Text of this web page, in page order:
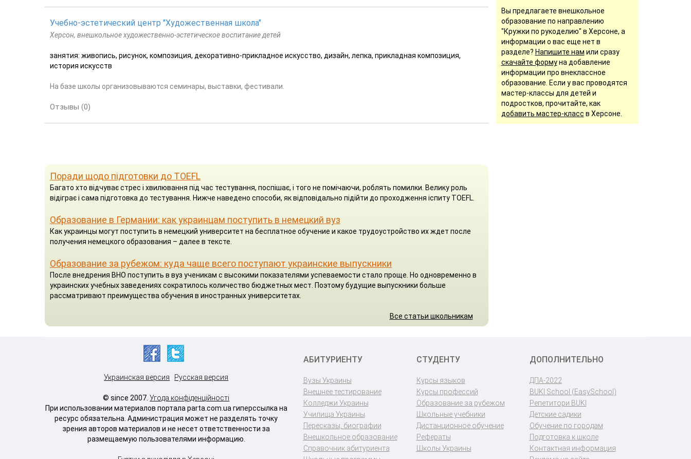
Учебно-эстетический центр "Художественная школа"
Херсон, внешкольное художественно-эстетическое воспитание детей
занятия: живопись, рисунок, композиция, декоративно-прикладное искусство, дизайн, лепка, прикладная композиция,
история искусств
На базе школы организовываются семинары, выставки, фестивали.
Отзывы (0)
Поради щодо підготовки до TOEFL
Багато хто відчуває стрес і хвилювання під час тестування, поспішає, і того не помічаючи, роблять помилки. Велику роль
відіграє і сама підготовка до тестування. Нижче наведено способи, як відповідально підійти до проходження іспиту TOEFL.
Образование в Германии: как украинцам поступить в немецкий вуз
Как украинцы могут поступить в немецкий университет на бесплатное обучение и какое трудоустройство их ждет после
получения немецкого образования – далее в тексте.
Образование за рубежом: куда чаще всего поступают украинские выпускники
После внедрения ВНО поступить в вуз ученикам с высокими показателями успеваемости стало проще. Но одновременно в
украинских учебных заведениях сократилось количество бюджетных мест. Поэтому будущие выпускники больше
рассматривают преимущества обучения в иностранных университетах.
Все статьи школьникам
Вы предлагаете внешкольное
образование по направлению
"Кружки по рукоделию" в Херсоне, а
информации о вас еще нет в
разделе? Напишите нам или сразу
скачайте формуна добавление
информации про внеклассное
образование. Если у вас проводятся
мастер-классы для детей и
подростков, прочитайте, как
добавить мастер-класс в Херсоне.
Украинская версия Русская версия
© since 2007.Угода конфіденційності
При использовании материалов портала parta.com.ua гиперссылка на
ресурс обязательна. Администрация может не разделять точку
зрения авторов материалов и не несет ответственности за
размещаемую пользователями информацию.
АБИТУРИЕНТУ
Вузы Украины
Внешнее тестирование
Колледжи Украины
Училища Украины
Пересказы, биографии
Внешкольное образование
Справочник абитуриента
СТУДЕНТУ
Курсы языков
Курсы профессий
Образование за рубежом
Школьные учебники
Дистанционное обучение
Рефераты
Школы Украины
ДОПОЛНИТЕЛЬНО
ДПА-2022
BUKI School (EasySchool)
Репетитори BUKI
Детские садики
Обучение по городам
Подготовка к школе
Контактная информация